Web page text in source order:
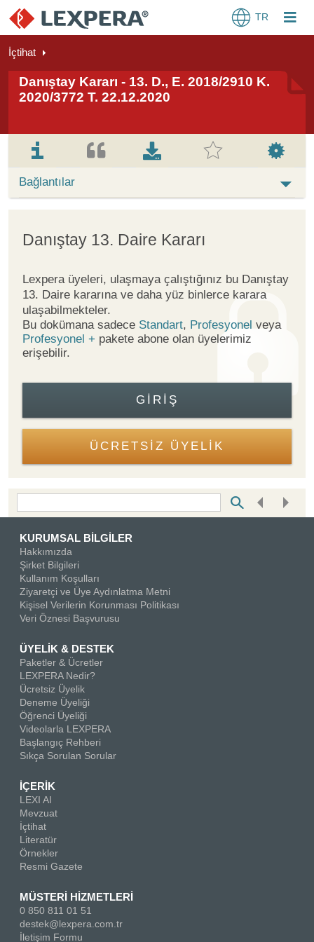
TR
İçtihat
Danıştay Kararı - 13. D., E. 2018/2910 K.
2020/3772 T. 22.12.2020
Bağlantılar
Danıştay 13. Daire Kararı
Lexpera üyeleri, ulaşmaya çalıştığınız bu Danıştay
13. Daire kararına ve daha yüz binlerce karara
ulaşabilmekteler.
Bu dokümana sadece Standart, Profesyonel veya
Profesyonel + pakete abone olan üyelerimiz
erişebilir.
GIRIŞ
ÜCRETSİZ ÜYELİK
KURUMSAL BİLGİLER
Hakkımızda
Şirket Bilgileri
Kullanım Koşulları
Ziyaretçi ve Üye Aydınlatma Metni
Kişisel Verilerin Korunması Politikası
Veri Öznesi Başvurusu
ÜYELİK & DESTEK
Paketler & Ücretler
LEXPERA Nedir?
Ücretsiz Üyelik
Deneme Üyeliği
Öğrenci Üyeliği
Videolarla LEXPERA
Başlangıç Rehberi
Sıkça Sorulan Sorular
İÇERİK
LEXI AI
Mevzuat
İçtihat
Literatür
Örnekler
Resmi Gazete
MÜSTERİ HİZMETLERİ
0 850 811 01 51
destek@lexpera.com.tr
İletişim Formu